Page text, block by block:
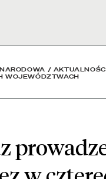
i
/
WOJEWÓDZTWACH